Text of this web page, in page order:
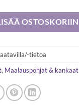
OSTOSKORIIN
tietoa
, Maalauspohjat & kankaat